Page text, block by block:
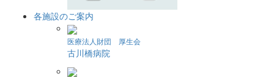
各施設のご案内
医療法人財団 厚生会
古川橋病院